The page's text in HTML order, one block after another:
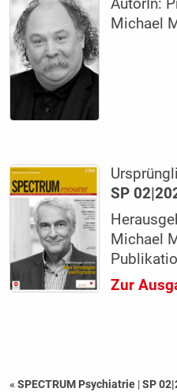
AutorIn:
Michael
SP
Michael
Zur
« SPECTRUM Psychiatrie |SP